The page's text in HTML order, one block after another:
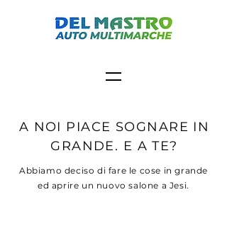
A NOI PIACE SOGNARE IN
GRANDE. E A TE?
Abbiamo deciso di fare le cose in grande
ed aprire un nuovo salone a Jesi.